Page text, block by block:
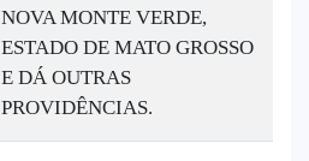
NOVA MONTE VERDE,
ESTADO DE MATO GROSSO
E DÁ OUTRAS
PROVIDÊNCIAS.